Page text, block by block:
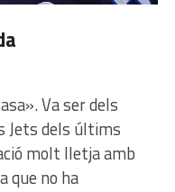
Va ser dels
Jets dels últims
molt lletja amb
que no ha